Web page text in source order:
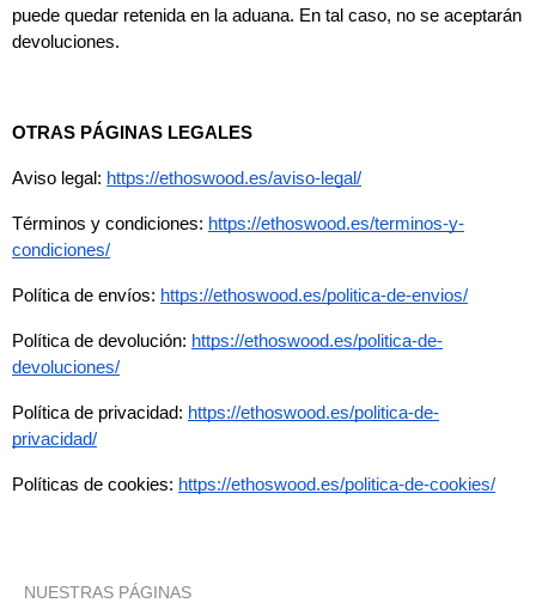
puede quedar retenida en la aduana. En tal caso, no se aceptarán
devoluciones.
OTRAS PÁGINAS LEGALES
Aviso legal: https://ethoswood.es/aviso-legal/
Términos y condiciones: https://ethoswood.es/terminos-y-
condiciones/
Política de envíos: https://ethoswood.es/politica-de-envios/
Política de devolución: https://ethoswood.es/politica-de-
devoluciones/
Política de privacidad: https://ethoswood.es/politica-de-
privacidad/
Políticas de cookies: https://ethoswood.es/politica-de-cookies/
NUESTRAS PÁGINAS